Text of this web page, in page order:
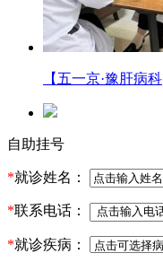
【五一京·豫肝病科
自助挂号
*就诊姓名：
*联系电话：
*就诊疾病：